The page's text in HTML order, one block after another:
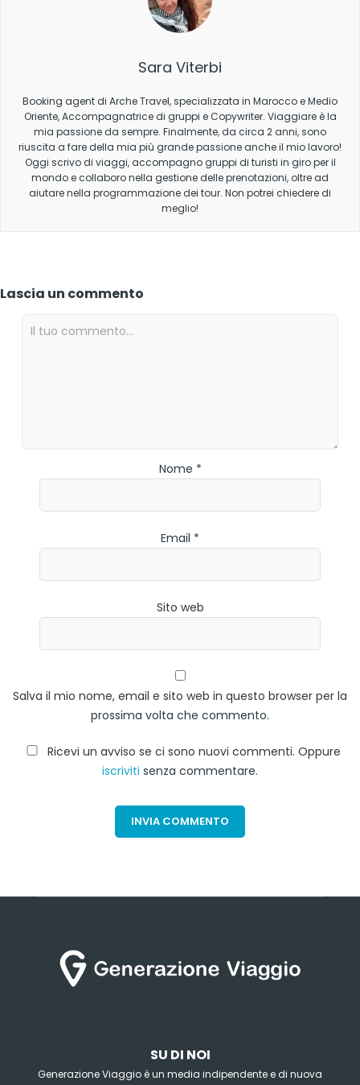
Sara Viterbi
Booking agent di Arche Travel, specializzata in Marocco e Medio
Oriente, Accompagnatrice di gruppi e Copywriter. Viaggiare è la
mia passione da sempre. Finalmente, da circa 2 anni, sono
riuscita a fare della mia più grande passione anche il mio lavoro!
Oggi scrivo di viaggi, accompagno gruppi di turisti in giro per il
mondo e collaboro nella gestione delle prenotazioni, oltre ad
aiutare nella programmazione dei tour. Non potrei chiedere di
meglio!
Lascia un commento
Nome *
Email *
Sito web
Salva il mio nome, email e sito web in questo browser per la
prossima volta che commento.
Ricevi un avviso se ci sono nuovi commenti. Oppure
iscriviti senza commentare.
SU DI NOI
Generazione Viaggio è un media indipendente e di nuova